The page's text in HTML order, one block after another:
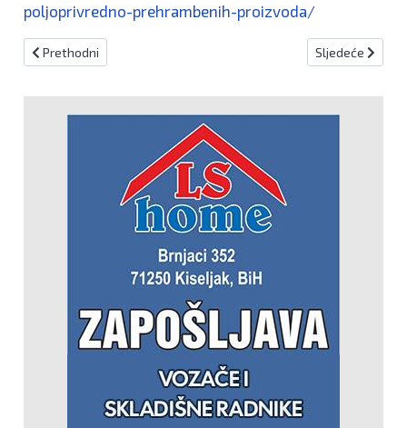
poljoprivredno-prehrambenih-proizvoda/
Prethodni članak: Fotokonkurs za srednjoškolce i studente
Prethodni Sljedeći
Sljedeće